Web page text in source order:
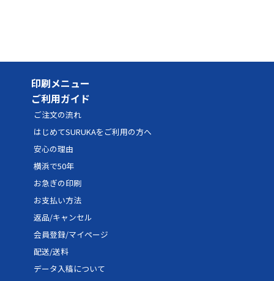
印刷メニュー
ご利用ガイド
ご注文の流れ
はじめてSURUKAをご利用の方へ
安心の理由
横浜で50年
お急ぎの印刷
お支払い方法
返品/キャンセル
会員登録/マイページ
配送/送料
データ入稿について